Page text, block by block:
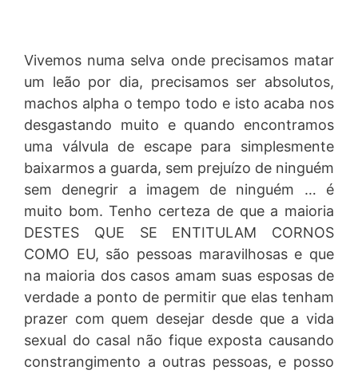
Vivemos numa selva onde precisamos matar
um leão por dia, precisamos ser absolutos,
machos alpha o tempo todo e isto acaba nos
desgastando muito e quando encontramos
uma válvula de escape para simplesmente
baixarmos a guarda, sem prejuízo de ninguém
sem denegrir a imagem de ninguém … é
muito bom. Tenho certeza de que a maioria
DESTES QUE SE ENTITULAM CORNOS
COMO EU, são pessoas maravilhosas e que
na maioria dos casos amam suas esposas de
verdade a ponto de permitir que elas tenham
prazer com quem desejar desde que a vida
sexual do casal não fique exposta causando
constrangimento a outras pessoas, e posso